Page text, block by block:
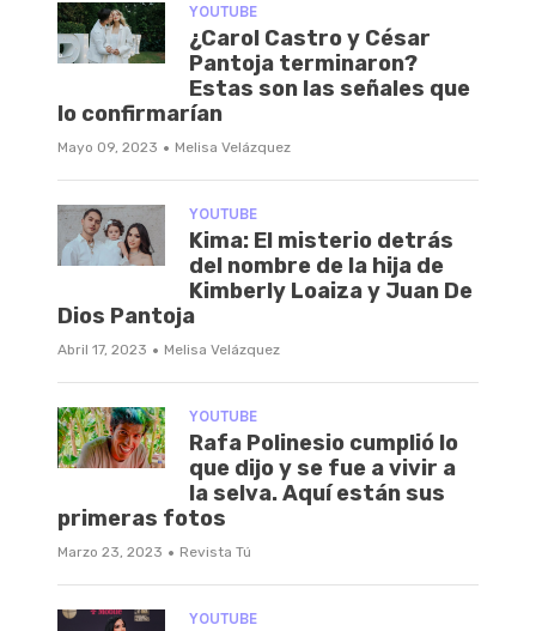
YOUTUBE
¿Carol Castro y César
Pantoja terminaron?
Estas son las señales que
lo confirmarían
Mayo 09, 2023 · Melisa Velázquez
YOUTUBE
Kima: El misterio detrás
del nombre de la hija de
Kimberly Loaiza y Juan De
Dios Pantoja
Abril 17, 2023 · Melisa Velázquez
YOUTUBE
Rafa Polinesio cumplió lo
que dijo y se fue a vivir a
la selva. Aquí están sus
primeras fotos
Marzo 23, 2023 · Revista Tú
YOUTUBE